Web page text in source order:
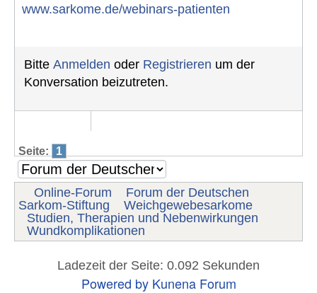
www.sarkome.de/webinars-patienten
Bitte Anmelden oder Registrieren um der
Konversation beizutreten.
Seite: 1
Online-Forum
Forum der Deutschen
Sarkom-Stiftung
Weichgewebesarkome
Studien, Therapien und Nebenwirkungen
Wundkomplikationen
Ladezeit der Seite: 0.092 Sekunden
Powered by Kunena Forum